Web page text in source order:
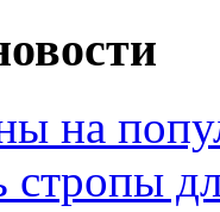
на
стропы